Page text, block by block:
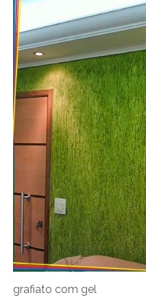
grafiato com gel